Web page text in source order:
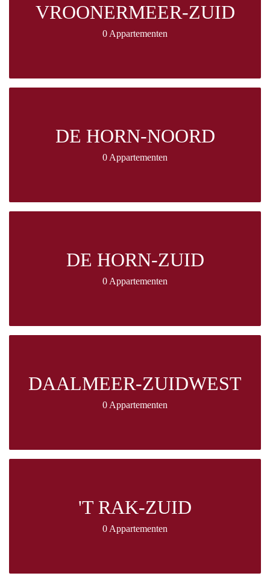
VROONERMEER-ZUID
0 Appartementen
DE HORN-NOORD
0 Appartementen
DE HORN-ZUID
0 Appartementen
DAALMEER-ZUIDWEST
0 Appartementen
'T RAK-ZUID
0 Appartementen